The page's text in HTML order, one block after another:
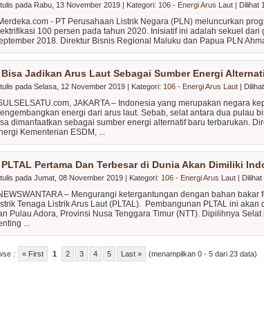
pada Rabu, 13 November 2019 | Kategori: 106 - Energi Arus Laut | Dilihat
- PT Perusahaan Listrik Negara (PLN) meluncurkan
100 persen pada tahun 2020. Inisiatif ini adalah sekuel
2018. Direktur Bisnis Regional Maluku dan Papua PLN
Bisa Jadikan Arus Laut Sebagai Sumber Energi
pada Selasa, 12 November 2019 | Kategori: 106 - Energi Arus Laut |
JAKARTA – Indonesia yang merupakan negara
energi dari arus laut. Sebab, selat antara dua pulau
dimanfaatkan sebagai sumber energi alternatif baru terbarukan.
Kementerian ESDM, ...
PLTAL Pertama Dan Terbesar di Dunia Akan Dimiliki
pada Jumat, 08 November 2019 | Kategori: 106 - Energi Arus Laut |
– Mengurangi ketergantungan dengan bahan
Tenaga Listrik Arus Laut (PLTAL). Pembangunan PLTAL ini
Pulau Adora, Provinsi Nusa Tenggara Timur (NTT). Dipilihnya
...
: « First 1 2 3 4 5 Last » (menampilkan 0 - 5 dari 23 data)